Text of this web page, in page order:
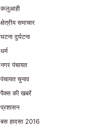
कलुआही
क्षेत्रीय समाचार
घटना दुर्घटना
धर्म
नगर पंचायत
पंचायत चुनाव
पैक्स की खबरें
प्रशासन
बस हादसा 2016